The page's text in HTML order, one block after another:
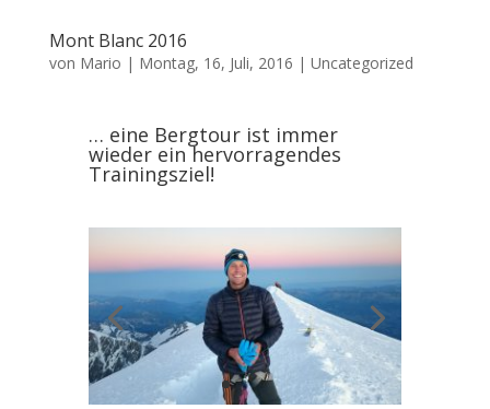
Mont Blanc 2016
von Mario | Montag, 16, Juli, 2016 | Uncategorized
… eine Bergtour ist immer
wieder ein hervorragendes
Trainingsziel!